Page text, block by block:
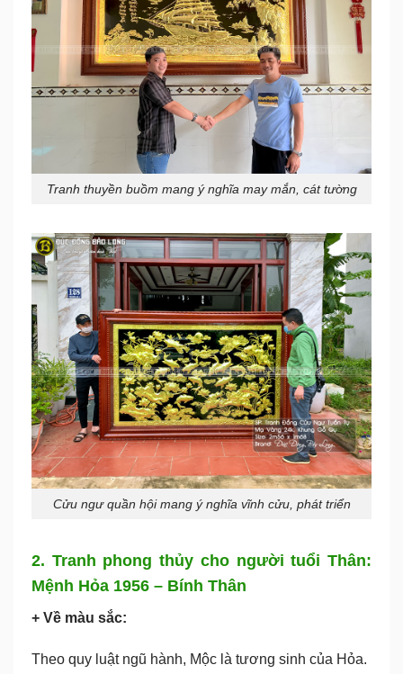
Tranh thuyền buồm mang ý nghĩa may mắn, cát tường
Cửu ngư quần hội mang ý nghĩa vĩnh cửu, phát triển
2. Tranh phong thủy cho người tuổi Thân:
Mệnh Hỏa 1956 – Bính Thân
+ Về màu sắc:
Theo quy luật ngũ hành, Mộc là tương sinh của Hỏa.